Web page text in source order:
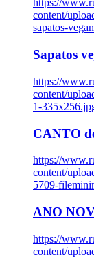
https://
content/
sapatos-
Sapatos
https://
content/
1-
CANTO
https://
content/
5709-
ANO
https://
content/